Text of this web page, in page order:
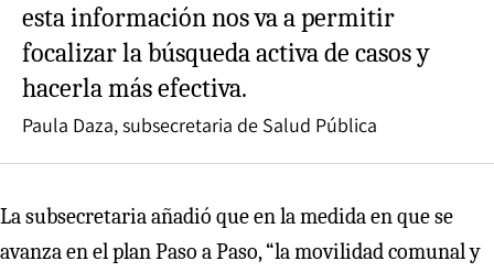
esta información nos va a permitir
focalizar la búsqueda activa de casos y
hacerla más efectiva.
Paula Daza, subsecretaria de Salud Pública
La subsecretaria añadió que en la medida en que se
avanza en el plan Paso a Paso, “la movilidad comunal y